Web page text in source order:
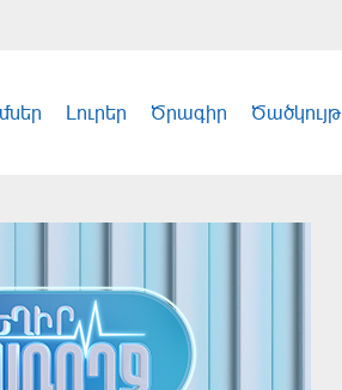
Լուրեր Ծրագիր Ծածկույթ